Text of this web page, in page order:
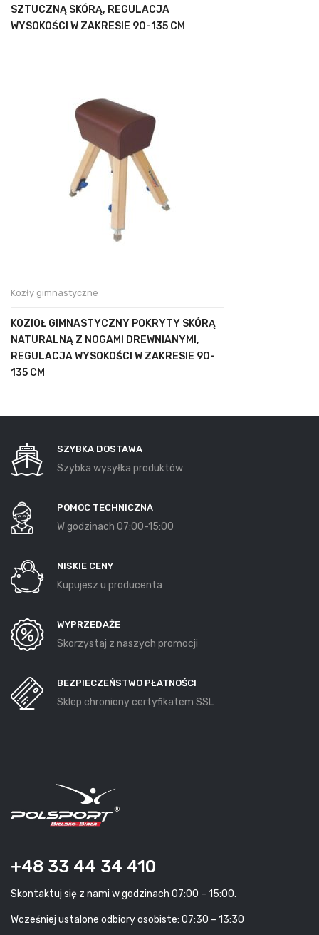
SZTUCZNĄ SKÓRĄ, REGULACJA
WYSOKOŚCI W ZAKRESIE 90-135 CM
Kozły gimnastyczne
KOZIOŁ GIMNASTYCZNY POKRYTY SKÓRĄ
NATURALNĄ Z NOGAMI DREWNIANYMI,
REGULACJA WYSOKOŚCI W ZAKRESIE 90-
135 CM
SZYBKA DOSTAWA
Szybka wysyłka produktów
POMOC TECHNICZNA
W godzinach 07:00-15:00
NISKIE CENY
Kupujesz u producenta
WYPRZEDAŻE
Skorzystaj z naszych promocji
BEZPIECZEŃSTWO PŁATNOŚCI
Sklep chroniony certyfikatem SSL
+48 33 44 34 410
Skontaktuj się z nami w godzinach 07:00 – 15:00.
Wcześniej ustalone odbiory osobiste: 07:30 – 13:30